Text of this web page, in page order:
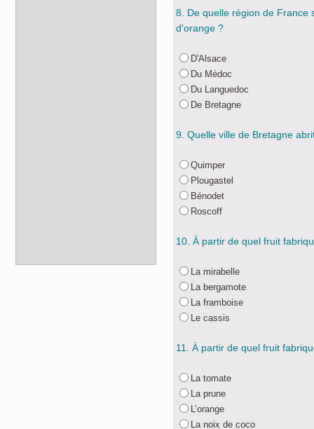
8. De quelle région de France
d'orange ?
D'Alsace
Du Médoc
Du Languedoc
De Bretagne
9. Quelle ville de Bretagne
Quimper
Plougastel
Bénodet
Roscoff
10. À partir de quel fruit
La mirabelle
La bergamote
La framboise
Le cassis
11. À partir de quel fruit
La tomate
La prune
L’orange
La noix de coco